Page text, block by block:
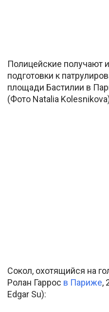
Полицейские получают
подготовки к
площади Бастилии в
(Фото Natalia
Сокол, охотящийся на
Ролан Гаррос в Париже,
Edgar Su):